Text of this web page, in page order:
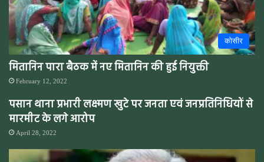
कोसीर
मितानिन पारा बैठक में नए मितानिन की हुई नियुक्ती
February 12, 2022
पसान थाना प्रभारी लक्ष्मण खुटे पर जनता एवं जनप्रतिनिधियों से
मारमीट के लगे आरोप
April 28, 2022